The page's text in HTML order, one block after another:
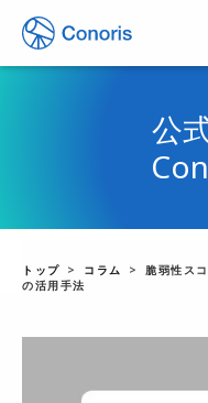
公
トップ コラム
脆弱性ス
の活用手法